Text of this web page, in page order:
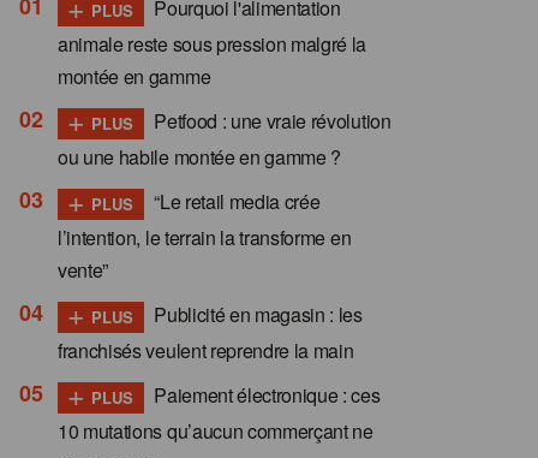
PLUS
Pourquoi l'alimentation
animale reste sous pression malgré la
montée en gamme
+ PLUS
Petfood : une vraie révolution
ou une habile montée en gamme ?
+ PLUS
“Le retail media crée
l’intention, le terrain la transforme en
vente”
+ PLUS
Publicité en magasin : les
franchisés veulent reprendre la main
+ PLUS
Paiement électronique : ces
10 mutations qu’aucun commerçant ne